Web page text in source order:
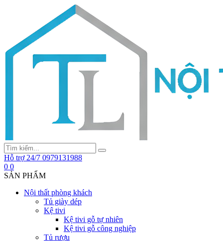
Hỗ trợ 24/7 0979131988
0 0
SẢN PHẨM
Nội thất phòng khách
Tủ giày dép
Kệ tivi
Kệ tivi gỗ tự nhiên
Kệ tivi gỗ công nghiệp
Tủ rượu